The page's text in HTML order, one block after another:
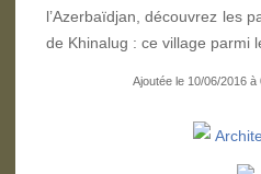
l’Azerbaïdjan, découvrez les
de Khinalug : ce village parmi
Ajoutée le 10/06/2016